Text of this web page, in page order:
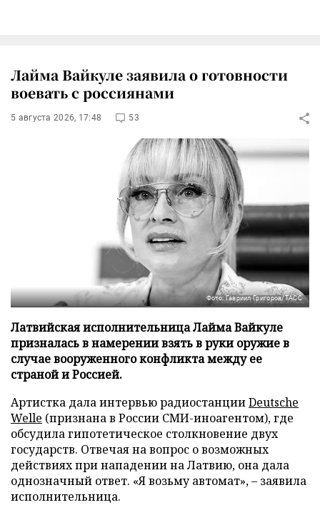
Лайма Вайкуле заявила о готовности
воевать с россиянами
5 августа 2026, 17:48 53
Фото: Гавриил Григоров/ТАСС
Латвийская исполнительница Лайма Вайкуле
призналась в намерении взять в руки оружие в
случае вооруженного конфликта между ее
страной и Россией.
Артистка дала интервью радиостанцииDeutsche
Welle (признана в России СМИ-иноагентом), где
обсудила гипотетическое столкновение двух
государств. Отвечая на вопрос о возможных
действиях при нападении на Латвию, она дала
однозначный ответ. «Я возьму автомат», – заявила
исполнительница.